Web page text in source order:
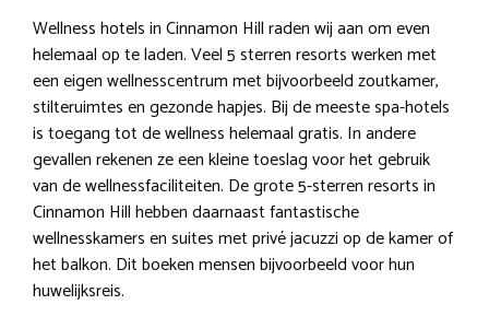
Wellness hotels in Cinnamon Hill raden wij aan om even
helemaal op te laden. Veel 5 sterren resorts werken met
een eigen wellnesscentrum met bijvoorbeeld zoutkamer,
stilteruimtes en gezonde hapjes. Bij de meeste spa-hotels
is toegang tot de wellness helemaal gratis. In andere
gevallen rekenen ze een kleine toeslag voor het gebruik
van de wellnessfaciliteiten. De grote 5-sterren resorts in
Cinnamon Hill hebben daarnaast fantastische
wellnesskamers en suites met privé jacuzzi op de kamer of
het balkon. Dit boeken mensen bijvoorbeeld voor hun
huwelijksreis.